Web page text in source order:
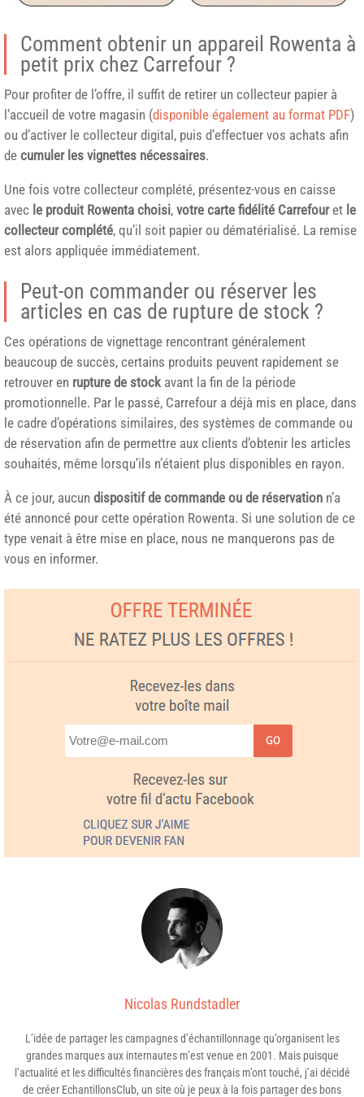
Comment obtenir un appareil Rowenta à
petit prix chez Carrefour ?
Pour profiter de l’offre, il suffit de retirer un collecteur papier à
l’accueil de votre magasin (disponible également au format PDF)
ou d’activer le collecteur digital, puis d’effectuer vos achats afin
de cumuler les vignettes nécessaires.
Une fois votre collecteur complété, présentez-vous en caisse
avec le produit Rowenta choisi, votre carte fidélité Carrefouret le
collecteur complété, qu’il soit papier ou dématérialisé. La remise
est alors appliquée immédiatement.
Peut-on commander ou réserver les
articles en cas de rupture de stock ?
Ces opérations de vignettage rencontrant généralement
beaucoup de succès, certains produits peuvent rapidement se
retrouver en rupture de stockavant la fin de la période
promotionnelle. Par le passé, Carrefour a déjà mis en place, dans
le cadre d’opérations similaires, des systèmes de commande ou
de réservation afin de permettre aux clients d’obtenir les articles
souhaités, même lorsqu’ils n’étaient plus disponibles en rayon.
À ce jour, aucun dispositif de commande ou de réservation n’a
été annoncé pour cette opération Rowenta. Si une solution de ce
type venait à être mise en place, nous ne manquerons pas de
vous en informer.
GO
Nicolas Rundstadler
L’idée de partager les campagnes d’échantillonnage qu’organisent les
grandes marques aux internautes m’est venue en 2001. Mais puisque
l’actualité et les difficultés financières des français m’ont touché, j’ai décidé
de créer EchantillonsClub, un site où je peux à la fois partager des bons